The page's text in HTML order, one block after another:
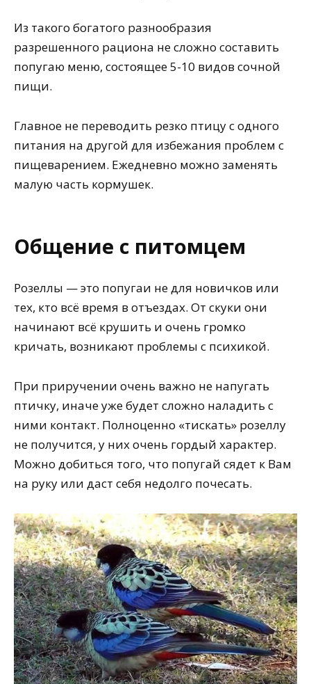
Из такого богатого разнообразия
разрешенного рациона не сложно составить
попугаю меню, состоящее 5-10 видов сочной
пищи.
Главное не переводить резко птицу с одного
питания на другой для избежания проблем с
пищеварением. Ежедневно можно заменять
малую часть кормушек.
Общение с питомцем
Розеллы — это попугаи не для новичков или
тех, кто всё время в отъездах. От скуки они
начинают всё крушить и очень громко
кричать, возникают проблемы с психикой.
При приручении очень важно не напугать
птичку, иначе уже будет сложно наладить с
ними контакт. Полноценно «тискать» розеллу
не получится, у них очень гордый характер.
Можно добиться того, что попугай сядет к Вам
на руку или даст себя недолго почесать.